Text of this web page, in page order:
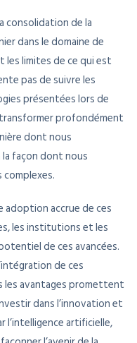
consolidation de la
dans le domaine de
les limites de ce qui est
pas de suivre les
présentées lors de
profondément
dont nous
façon dont nous
adoption accrue de ces
les institutions et les
de ces avancées.
de ces
les avantages promettent
dans l’innovation et
artificielle,